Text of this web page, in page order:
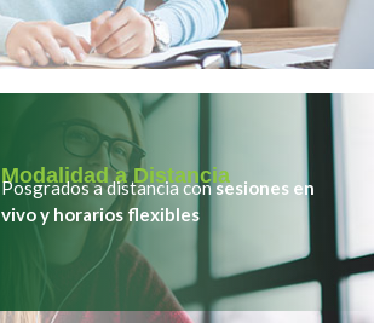
Modalidad a Distancia
Posgrados a distancia consesiones en
vivo y horarios flexibles